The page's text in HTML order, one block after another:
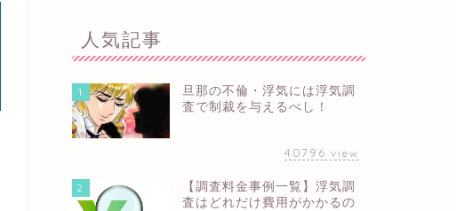
人気記事
1
旦那の不倫・浮気には浮気調
査で制裁を与えるべし！
40796 view
2
【調査料金事例一覧】浮気調
査はどれだけ費用がかかるの